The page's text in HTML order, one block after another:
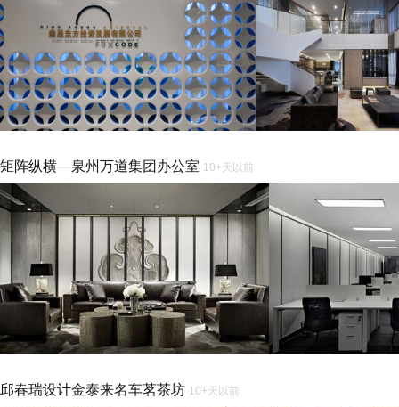
矩阵纵横—泉州万道集团办公室 10+天以前
邱春瑞设计金泰来名车茗茶坊 10+天以前